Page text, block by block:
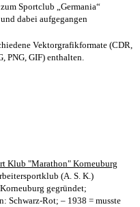
Sportclub „Germania“
dabei aufgegangen
Vektorgrafikformate (CDR,
PNG, GIF) enthalten.
Klub "Marathon" Korneuburg
(A. S. K.)
gegründet;
Schwarz-Rot; – 1938 = musste